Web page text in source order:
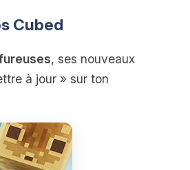
Cubed
, ses nouveaux
à jour » sur ton